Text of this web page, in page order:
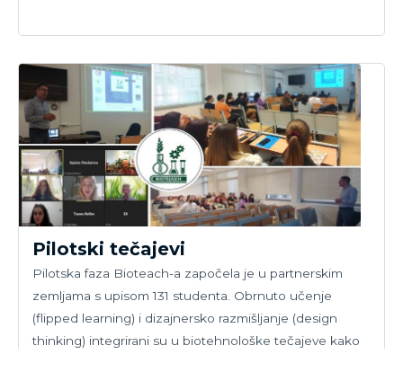
Pilotski tečajevi
Pilotska faza Bioteach-a započela je u partnerskim
zemljama s upisom 131 studenta. Obrnuto učenje
(flipped learning) i dizajnersko razmišljanje (design
thinking) integrirani su u biotehnološke tečajeve kako